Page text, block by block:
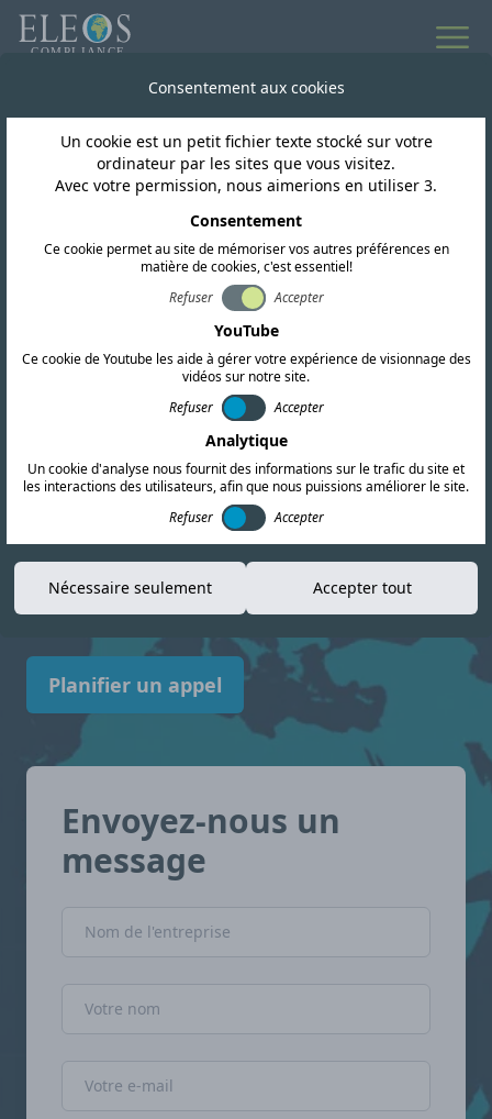
Nous proposons des services complets de
certification RF, CEM et de sécurité. Notre
équipe mène également des recherches
réglementaires approfondies et fournit des
informations actualisées pour vous aider à
vous y retrouver dans le paysage de la
conformité. Maroc avec confiance.
Planifier un appel
Envoyez-nous un
message
Consentement aux cookies
Un cookie est un petit fichier texte stocké sur votre
ordinateur par les sites que vous visitez.
Avec votre permission, nous aimerions en utiliser 3.
Consentement
Ce cookie permet au site de mémoriser vos autres préférences en
matière de cookies, c'est essentiel!
Refuser
Accepter
YouTube
Ce cookie de Youtube les aide à gérer votre expérience de visionnage des
vidéos sur notre site.
Refuser
Accepter
Analytique
Un cookie d'analyse nous fournit des informations sur le trafic du site et
les interactions des utilisateurs, afin que nous puissions améliorer le site.
Refuser
Accepter
Nécessaire seulement Accepter tout